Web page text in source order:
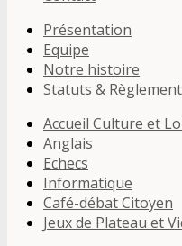
Présentation
Equipe
Notre histoire
Statuts &
Accueil Culture et
Anglais
Echecs
Informatique
Café-débat Citoyen
Jeux de Plateau et